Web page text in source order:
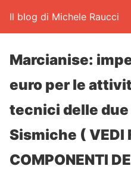
Il blog di Michele Raucci
Marcianise:
euro per le
tecnici delle
Sismiche ( VEDI
COMPONENTI